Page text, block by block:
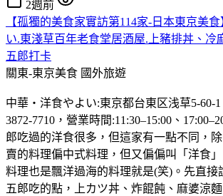
2週前
【孤獨的美食家實訪第114家-日本東京美
い.東淺草百年老食堂居酒屋.上豬排丼、冷
五郎打卡
關東-東京美食 國外旅遊
中華・洋食やよい:東京都台東区浅草5-60-1
3872-7710，營業時間:11:30–15:00、
郎吃過的洋食很多，但這家有一點不同，
賣的料理偏中式料理，但又偏偏叫「洋食
料理也是飄洋過海的料理就是(笑)。先直接
五郎吃的點，上カツ丼、炸餛飩、麻婆涼